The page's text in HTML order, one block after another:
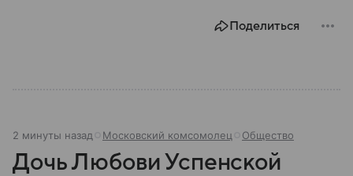
Поделиться
2 минуты назад Московский комсомолец Общество
Дочь Любови Успенской